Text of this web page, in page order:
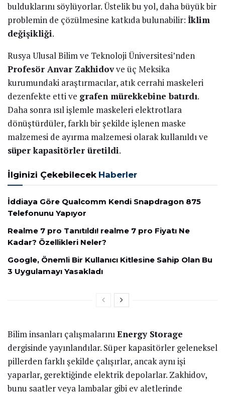
bulduklarını söylüyorlar. Üstelik bu yol, daha büyük bir
problemin de çözülmesine katkıda bulunabilir: İklim
değişikliği.
Rusya Ulusal Bilim ve Teknoloji Üniversitesi’nden
Profesör Anvar Zakhidovve üç Meksika
kurumundaki araştırmacılar, atık cerrahi maskeleri
dezenfekte etti ve grafen mürekkebine batırdı.
Daha sonra ısıl işlemle maskeleri elektrotlara
dönüştürdüler, farklı bir şekilde işlenen maske
malzemesi de ayırma malzemesi olarak kullanıldı ve
süper kapasitörler üretildi.
İlginizi Çekebilecek Haberler
İddiaya Göre Qualcomm Kendi Snapdragon 875
Telefonunu Yapıyor
Realme 7 pro Tanıtıldı! realme 7 pro Fiyatı Ne
Kadar? Özellikleri Neler?
Google, Önemli Bir Kullanıcı Kitlesine Sahip Olan Bu
3 Uygulamayı Yasakladı
Bilim insanları çalışmalarınıEnergy Storage
dergisinde yayınlandılar. Süper kapasitörler geleneksel
pillerden farklı şekilde çalışırlar, ancak aynı işi
yaparlar, gerektiğinde elektrik depolarlar. Zakhidov,
bunu saatler veya lambalar gibi ev aletlerinde